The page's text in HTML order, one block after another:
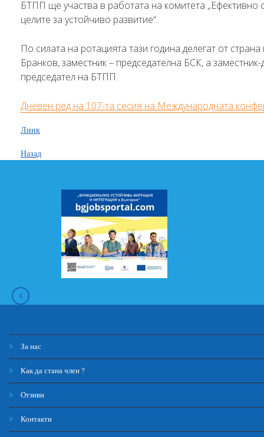
БТПП ще участва в работата на комитета
целите за устойчиво развитие“.
По силата на ротацията тази година делегат от
Бранков, заместник – председателна БСК, а
председател на БТПП.
Дневен ред на 107-та сесия на Международната
Линк
Назад
За нас
Как да стана член ?
Отзиви
Контакти